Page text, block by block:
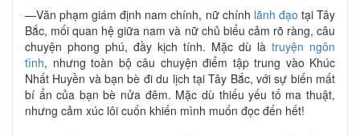
—Văn phạm giám định nam chính, nữ chính lãnh đạo tại Tây
Bắc, mối quan hệ giữa nam và nữ chủ biểu cảm rõ ràng, câu
chuyện phong phú, đầy kịch tính. Mặc dù là truyện ngôn
tình, nhưng toàn bộ câu chuyện điểm tập trung vào Khúc
Nhất Huyền và bạn bè đi du lịch tại Tây Bắc, với sự biến mất
bí ẩn của bạn bè nửa đêm. Mặc dù thiếu yếu tố ma thuật,
nhưng cảm xúc lôi cuốn khiến mình muốn đọc đến hết!